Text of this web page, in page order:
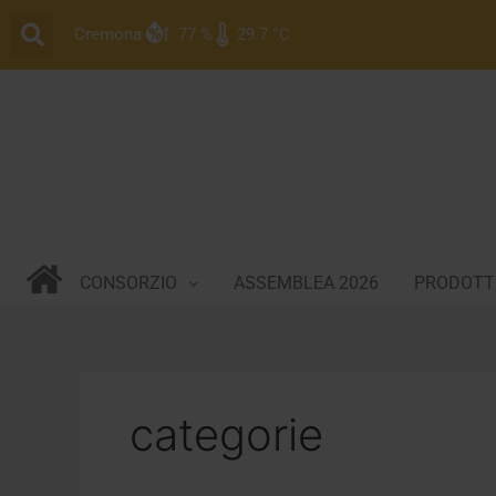
contenuto
Cremona 77 % 29.7 °C
CONSORZIO ASSEMBLEA 2026
categorie